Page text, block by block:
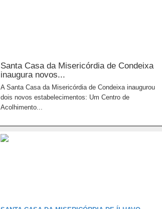
Santa Casa da Misericórdia de Condeixa
inaugura novos...
A Santa Casa da Misericórdia de Condeixa inaugurou
dois novos estabelecimentos: Um Centro de
Acolhimento...